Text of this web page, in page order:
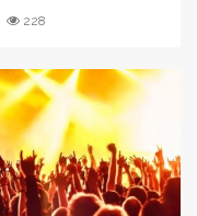
228